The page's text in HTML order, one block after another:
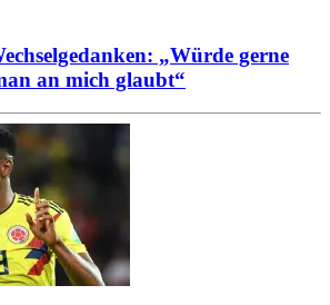
„Würde gerne
an mich glaubt“